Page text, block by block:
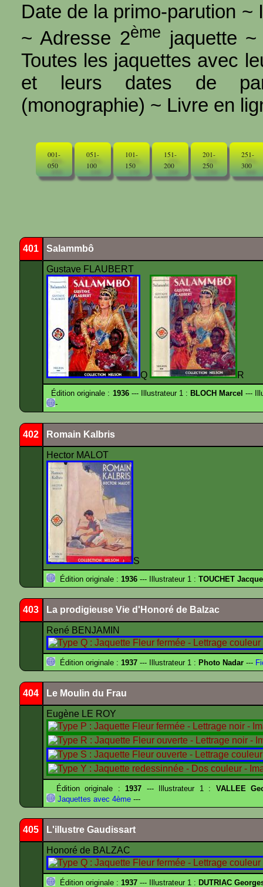
Date de la primo-parution ~
~ Adresse 2ème jaquette
Toutes les jaquettes avec
et leurs dates de
(monographie) ~ Livre en
001-
050
051-
100
101-
150
151-
200
201-
250
251-
300
401 Salammbô
Gustave FLAUBERT
Q R
Édition originale : 1936--- Illustrateur 1 : BLOCH Marcel ---
-
402 Romain Kalbris
Hector MALOT
S
Édition originale : 1936 --- Illustrateur 1 : TOUCHET
403 La prodigieuse Vie d'Honoré de Balzac
René BENJAMIN
Édition originale : 1937 --- Illustrateur 1 : Photo Nadar ---
404 Le Moulin du Frau
Eugène LE ROY
Édition originale :1937 --- Illustrateur 1 : VALLEE
Jaquettes avec 4ème ---
405 L'illustre Gaudissart
Honoré de BALZAC
Édition originale : 1937 --- Illustrateur 1 : DUTRIAC